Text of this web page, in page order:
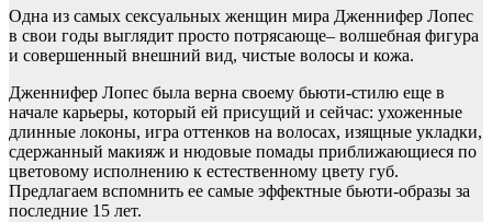
Одна из самых сексуальных женщин мира Дженнифер Лопес
в свои годы выглядит просто потрясающе– волшебная фигура
и совершенный внешний вид, чистые волосы и кожа.
Дженнифер Лопес была верна своему бьюти-стилю еще в
начале карьеры, который ей присущий и сейчас: ухоженные
длинные локоны, игра оттенков на волосах, изящные укладки,
сдержанный макияж и нюдовые помады приближающиеся по
цветовому исполнению к естественному цвету губ.
Предлагаем вспомнить ее самые эффектные бьюти-образы за
последние 15 лет.